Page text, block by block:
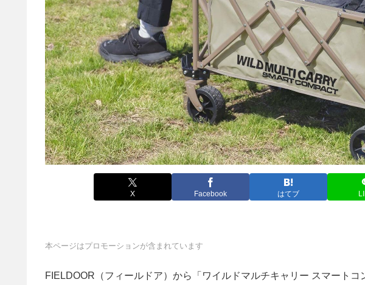
X Facebook はてブ
本ページはプロモーションが含まれています
FIELDOOR（フィールドア）から「ワイルドマルチキャリー スマート